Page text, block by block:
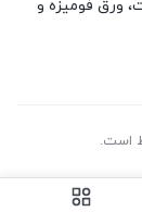
ورق فومیزه و
است.